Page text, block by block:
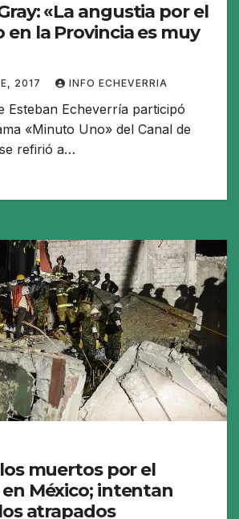
«La angustia por el
en la Provincia es muy
2017 INFO ECHEVERRIA
Esteban Echeverría participó
«Minuto Uno» del Canal de
refirió a…
los muertos por el
México; intentan
atrapados